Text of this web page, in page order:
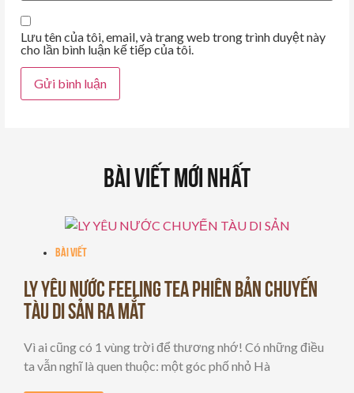
Lưu tên của tôi, email, và trang web trong trình duyệt này
cho lần bình luận kế tiếp của tôi.
Bài Viết Mới Nhất
Bài viết
LY YÊU NƯỚC FEELING TEA PHIÊN BẢN CHUYẾN
TÀU DI SẢN RA MẮT
Vì ai cũng có 1 vùng trời để thương nhớ! Có những điều
ta vẫn nghĩ là quen thuộc: một góc phố nhỏ Hà